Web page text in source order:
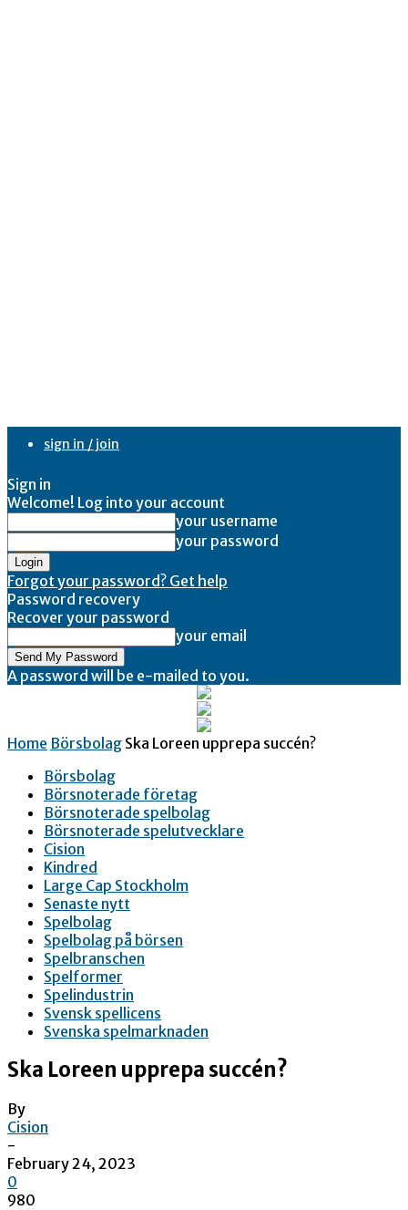
sign in / join
Sign in
Welcome! Log into your account
your username
your password
Forgot your password? Get help
Password recovery
Recover your password
your email
A password will be e-mailed to you.
Home Börsbolag Ska Loreen upprepa succén?
Börsbolag
Börsnoterade företag
Börsnoterade spelbolag
Börsnoterade spelutvecklare
Cision
Kindred
Large Cap Stockholm
Senaste nytt
Spelbolag
Spelbolag på börsen
Spelbranschen
Spelformer
Spelindustrin
Svensk spellicens
Svenska spelmarknaden
Ska Loreen upprepa succén?
By
Cision
-
February 24, 2023
0
980